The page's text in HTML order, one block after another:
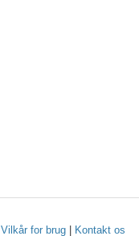
Vilkår for brug| Kontakt os